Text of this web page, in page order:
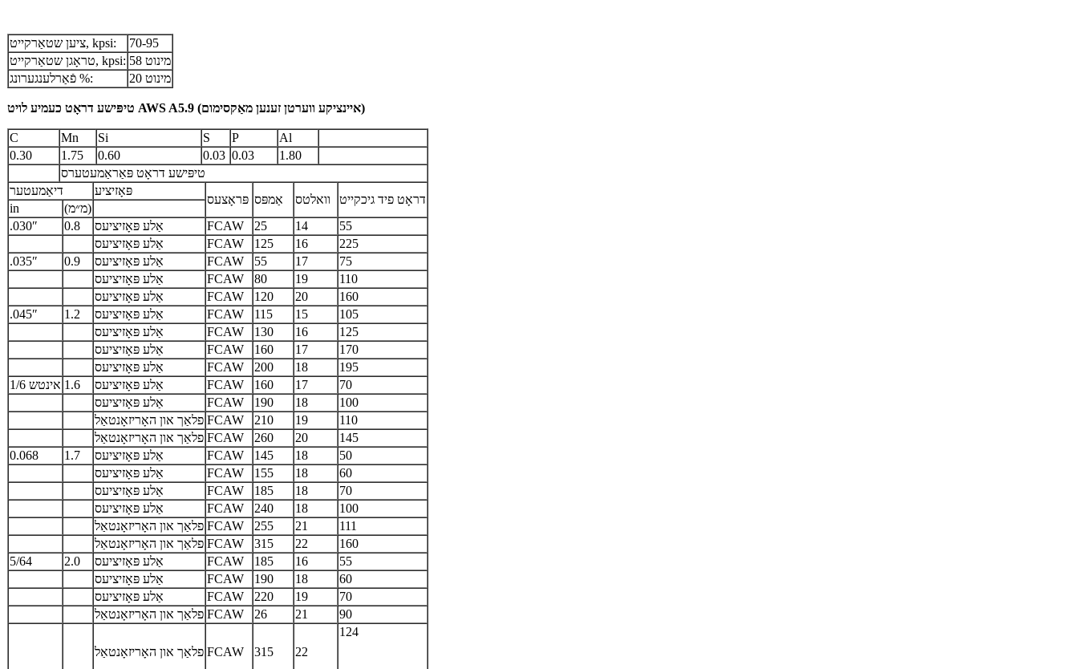
ציען שטאַרקייט, kpsi:
70-95
טראָגן שטאַרקייט, kpsi:
58 מינוט
פֿאַרלענגערונג %:
20 מינוט
טיפּישע דראָט כעמיע לויט AWS A5.9 (איינציקע ווערטן זענען מאַקסימום)
C Mn Si S P
Al
0.30
1.75 0.60 0.03 0.03
1.80
טיפּישע דראָט פּאַראַמעטערס
דיאַמעטער
פּאָזיציע
פּראָצעס אַמפּס וואלטס דראָט פיד גיכקייט
in
(מ״מ)
.030″
0.8 אַלע פּאָזיציעס FCAW 25 14
55
אַלע פּאָזיציעס
FCAW 125 16
225
.035″
0.9 אַלע פּאָזיציעס FCAW 55 17
75
אַלע פּאָזיציעס
FCAW 80 19
110
אַלע פּאָזיציעס
FCAW 120 20
160
.045″
1.2 אַלע פּאָזיציעס FCAW 115 15
105
אַלע פּאָזיציעס
FCAW 130 16
125
אַלע פּאָזיציעס
FCAW 160 17
170
אַלע פּאָזיציעס
FCAW 200 18
195
1/6 אינטש 1.6 אַלע פּאָזיציעס FCAW 160 17
70
אַלע פּאָזיציעס
FCAW 190 18
100
פלאַך און האָריזאָנטאַל FCAW 210 19
110
פלאַך און האָריזאָנטאַל FCAW 260 20
145
0.068
1.7 אַלע פּאָזיציעס FCAW 145 18
50
אַלע פּאָזיציעס
FCAW 155 18
60
אַלע פּאָזיציעס
FCAW 185 18
70
אַלע פּאָזיציעס
FCAW 240 18
100
פלאַך און האָריזאָנטאַל FCAW 255 21
111
פלאַך און האָריזאָנטאַל FCAW 315 22
160
5/64
2.0 אַלע פּאָזיציעס FCAW 185 16
55
אַלע פּאָזיציעס
FCAW 190 18
60
אַלע פּאָזיציעס
FCAW 220 19
70
פלאַך און האָריזאָנטאַל FCAW 26 21 90
פלאַך און האָריזאָנטאַל FCAW 315 22
124